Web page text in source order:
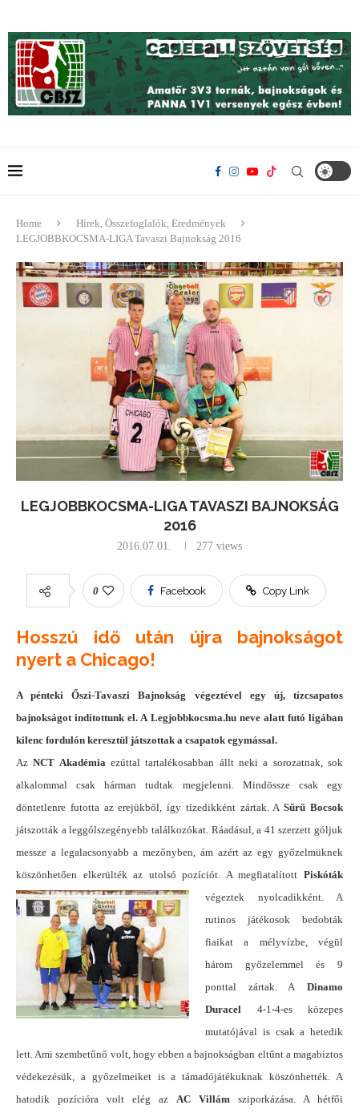
Home
Hírek, Összefoglalók, Eredmények
LEGJOBBKOCSMA-LIGA Tavaszi Bajnokság 2016
LEGJOBBKOCSMA-LIGA TAVASZI BAJNOKSÁG
2016
2016.07.01. 277 views
0 Facebook Copy Link
Hosszú idő után újra bajnokságot
nyert a Chicago!
A pénteki Őszi-Tavaszi Bajnokság végeztével egy új, tízcsapatos
bajnokságot indítottunk el. A Legjobbkocsma.hu neve alatt futó ligában
kilenc fordulón keresztül játszottak a csapatok egymással.
AzNCT Akadémiaezúttal tartalékosabban állt neki a sorozatnak, sok
alkalommal csak hárman tudtak megjelenni. Mindössze csak egy
döntetlenre futotta az erejükből, így tízedikként zártak. ASűrű Bocsok
játszották a leggólszegényebb találkozókat. Ráadásul, a 41 szerzett góljuk
messze a legalacsonyabb a mezőnyben, ám azért az egy győzelmüknek
köszönhetően elkerülték az utolsó pozíciót. A megfiatalítottPiskóták
végeztek nyolcadikként. A
rutinos játékosok bedobták
fiaikat a mélyvízbe, végül
három győzelemmel és 9
ponttal zártak. A Dinamo
Duracel 4-1-4-es közepes
mutatójával is csak a hetedik
lett. Ami szembetűnő volt, hogy ebben a bajnokságban eltűnt a magabiztos
védekezésük, a győzelmeiket is a támadójátékuknak köszönhették. A
hatodik pozícióra volt elég az AC Villám sziporkázása. A hétfői